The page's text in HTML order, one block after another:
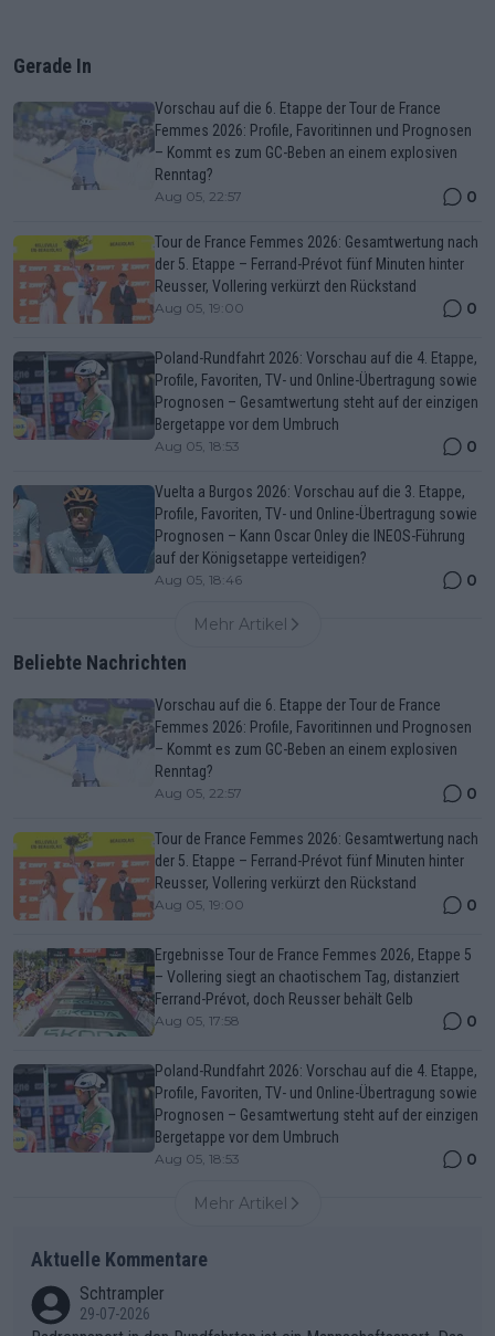
Gerade In
Vorschau auf die 6. Etappe der Tour de France
Femmes 2026: Profile, Favoritinnen und Prognosen
– Kommt es zum GC-Beben an einem explosiven
Renntag?
Aug 05, 22:57 0
Tour de France Femmes 2026: Gesamtwertung nach
der 5. Etappe – Ferrand-Prévot fünf Minuten hinter
Reusser, Vollering verkürzt den Rückstand
Aug 05, 19:00 0
Poland-Rundfahrt 2026: Vorschau auf die 4. Etappe,
Profile, Favoriten, TV- und Online-Übertragung sowie
Prognosen – Gesamtwertung steht auf der einzigen
Bergetappe vor dem Umbruch
Aug 05, 18:53 0
Vuelta a Burgos 2026: Vorschau auf die 3. Etappe,
Profile, Favoriten, TV- und Online-Übertragung sowie
Prognosen – Kann Oscar Onley die INEOS-Führung
auf der Königsetappe verteidigen?
Aug 05, 18:46 0
Mehr Artikel
Beliebte Nachrichten
Vorschau auf die 6. Etappe der Tour de France
Femmes 2026: Profile, Favoritinnen und Prognosen
– Kommt es zum GC-Beben an einem explosiven
Renntag?
Aug 05, 22:57 0
Tour de France Femmes 2026: Gesamtwertung nach
der 5. Etappe – Ferrand-Prévot fünf Minuten hinter
Reusser, Vollering verkürzt den Rückstand
Aug 05, 19:00 0
Ergebnisse Tour de France Femmes 2026, Etappe 5
– Vollering siegt an chaotischem Tag, distanziert
Ferrand-Prévot, doch Reusser behält Gelb
Aug 05, 17:58 0
Poland-Rundfahrt 2026: Vorschau auf die 4. Etappe,
Profile, Favoriten, TV- und Online-Übertragung sowie
Prognosen – Gesamtwertung steht auf der einzigen
Bergetappe vor dem Umbruch
Aug 05, 18:53 0
Mehr Artikel
Aktuelle Kommentare
Schtrampler
29-07-2026